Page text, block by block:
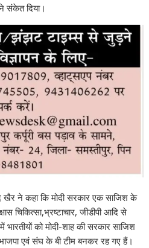
संकेत दिया।
खैर ने कहा कि मोदी सरकार एक साजिश के
चिकित्सा,भ्रष्टाचार, जीडीपी आदि से
को मोदी-शाह की सरकार साजिश
एवं संघ के बी टीम बनकर रह गए हैं।